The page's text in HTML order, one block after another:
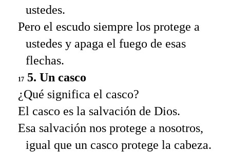
ustedes.
Pero el escudo siempre los protege a
ustedes y apaga el fuego de esas
flechas.
17 5. Un casco
¿Qué significa el casco?
El casco es la salvación de Dios.
Esa salvación nos protege a nosotros,
igual que un casco protege la cabeza.